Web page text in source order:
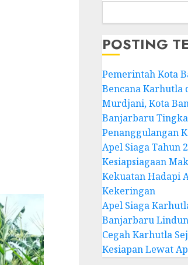
POSTING
Pemerintah Kota
Bencana Karhutla
Murdjani, Kota
Banjarbaru
Penanggulangan
Apel Siaga Tahun
Kesiapsiagaan
Kekuatan Hadapi
Kekeringan
Apel Siaga
Banjarbaru
Cegah Karhutla
Kesiapan Lewat